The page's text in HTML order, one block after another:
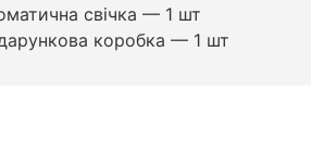
свічка — 1 шт
коробка — 1 шт